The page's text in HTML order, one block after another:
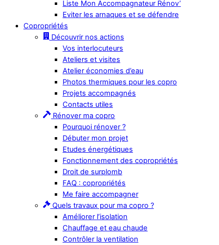
Liste Mon Accompagnateur Rénov’
Eviter les arnaques et se défendre
Copropriétés
Découvrir nos actions
Vos interlocuteurs
Ateliers et visites
Atelier économies d’eau
Photos thermiques pour les copro
Projets accompagnés
Contacts utiles
Rénover ma copro
Pourquoi rénover ?
Débuter mon projet
Etudes énergétiques
Fonctionnement des copropriétés
Droit de surplomb
FAQ : copropriétés
Me faire accompagner
Quels travaux pour ma copro ?
Améliorer l’isolation
Chauffage et eau chaude
Contrôler la ventilation